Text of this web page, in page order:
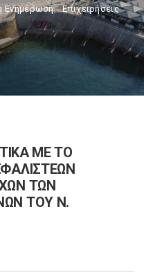
Ενημέρωση, Επιχειρήσεις
ΜΕ ΤΟ
ΤΩΝ
ΤΟΥ Ν.